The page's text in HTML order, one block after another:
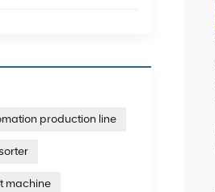
production line
machine